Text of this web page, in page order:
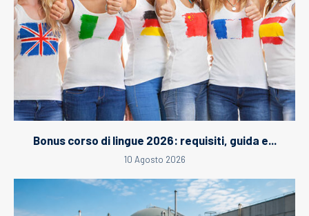
Bonus corso di lingue 2026: requisiti, guida e...
10 Agosto 2026